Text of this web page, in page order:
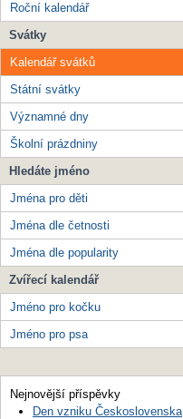
Roční kalendář
Svátky
Kalendář svátků
Státní svátky
Významné dny
Školní prázdniny
Hledáte jméno
Jména pro děti
Jména dle četnosti
Jména dle popularity
Zvířecí kalendář
Jméno pro kočku
Jméno pro psa
Nejnovější příspěvky
Den vzniku Československa